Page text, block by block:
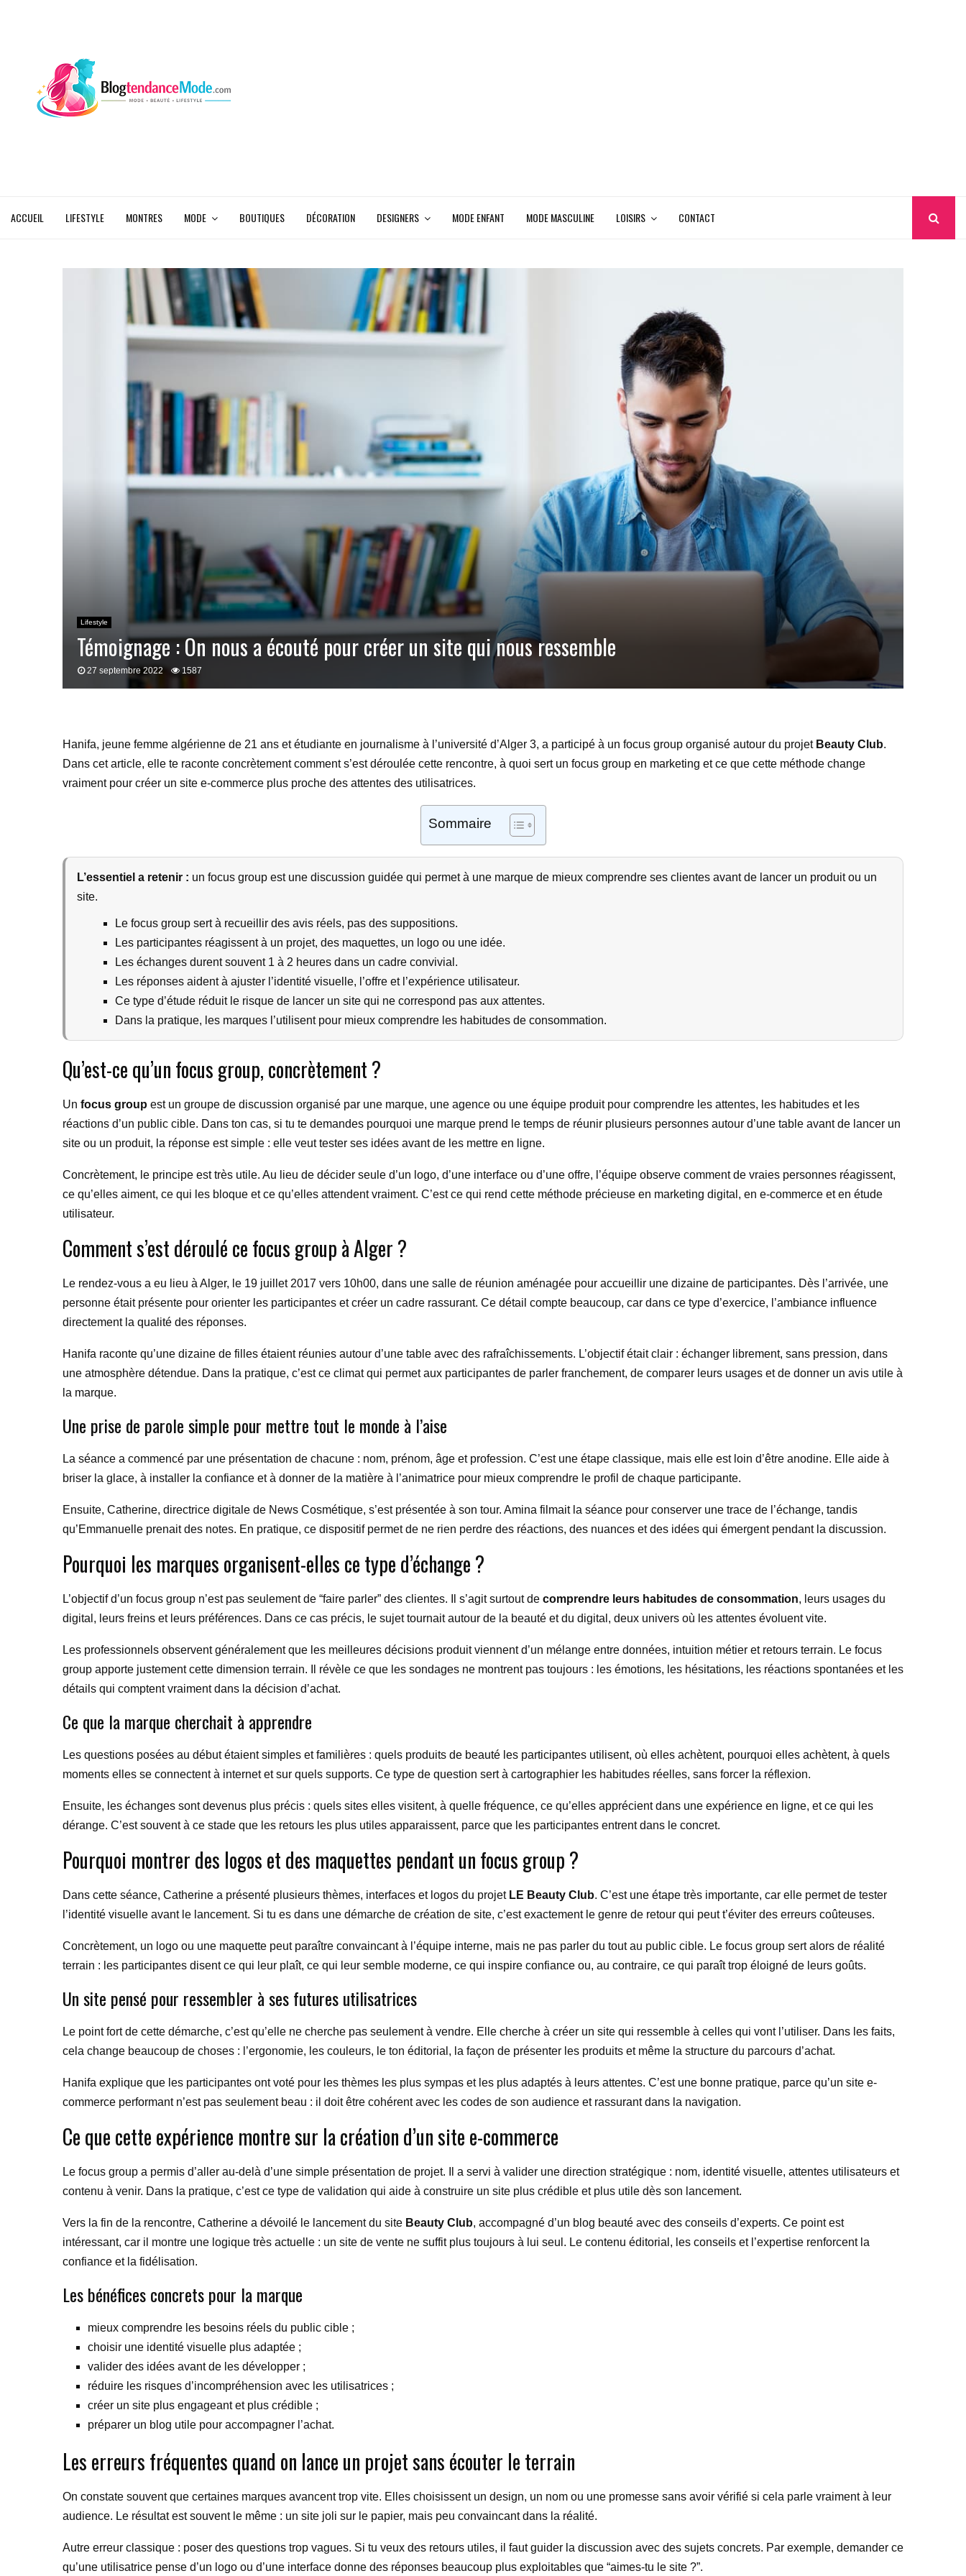
ACCUEIL LIFESTYLE MONTRES MODE BOUTIQUES DÉCORATION DESIGNERS MODE ENFANT MODE MASCULINE LOISIRS CONTACT
Lifestyle
Témoignage : On nous a écouté pour créer un site qui nous ressemble
27 septembre 2022 1587
Hanifa, jeune femme algérienne de 21 ans et étudiante en journalisme à l’université d’Alger 3, a participé à un focus group organisé autour du projet Beauty Club.
Dans cet article, elle te raconte concrètement comment s’est déroulée cette rencontre, à quoi sert un focus group en marketing et ce que cette méthode change
vraiment pour créer un site e-commerce plus proche des attentes des utilisatrices.
Sommaire
L’essentiel a retenir : un focus group est une discussion guidée qui permet à une marque de mieux comprendre ses clientes avant de lancer un produit ou un
site.
Le focus group sert à recueillir des avis réels, pas des suppositions.
Les participantes réagissent à un projet, des maquettes, un logo ou une idée.
Les échanges durent souvent 1 à 2 heures dans un cadre convivial.
Les réponses aident à ajuster l’identité visuelle, l’offre et l’expérience utilisateur.
Ce type d’étude réduit le risque de lancer un site qui ne correspond pas aux attentes.
Dans la pratique, les marques l’utilisent pour mieux comprendre les habitudes de consommation.
Qu’est-ce qu’un focus group, concrètement ?
Un focus group est un groupe de discussion organisé par une marque, une agence ou une équipe produit pour comprendre les attentes, les habitudes et les
réactions d’un public cible. Dans ton cas, si tu te demandes pourquoi une marque prend le temps de réunir plusieurs personnes autour d’une table avant de lancer un
site ou un produit, la réponse est simple : elle veut tester ses idées avant de les mettre en ligne.
Concrètement, le principe est très utile. Au lieu de décider seule d’un logo, d’une interface ou d’une offre, l’équipe observe comment de vraies personnes réagissent,
ce qu’elles aiment, ce qui les bloque et ce qu’elles attendent vraiment. C’est ce qui rend cette méthode précieuse en marketing digital, en e-commerce et en étude
utilisateur.
Comment s’est déroulé ce focus group à Alger ?
Le rendez-vous a eu lieu à Alger, le 19 juillet 2017 vers 10h00, dans une salle de réunion aménagée pour accueillir une dizaine de participantes. Dès l’arrivée, une
personne était présente pour orienter les participantes et créer un cadre rassurant. Ce détail compte beaucoup, car dans ce type d’exercice, l’ambiance influence
directement la qualité des réponses.
Hanifa raconte qu’une dizaine de filles étaient réunies autour d’une table avec des rafraîchissements. L’objectif était clair : échanger librement, sans pression, dans
une atmosphère détendue. Dans la pratique, c’est ce climat qui permet aux participantes de parler franchement, de comparer leurs usages et de donner un avis utile à
la marque.
Une prise de parole simple pour mettre tout le monde à l’aise
La séance a commencé par une présentation de chacune : nom, prénom, âge et profession. C’est une étape classique, mais elle est loin d’être anodine. Elle aide à
briser la glace, à installer la confiance et à donner de la matière à l’animatrice pour mieux comprendre le profil de chaque participante.
Ensuite, Catherine, directrice digitale de News Cosmétique, s’est présentée à son tour. Amina filmait la séance pour conserver une trace de l’échange, tandis
qu’Emmanuelle prenait des notes. En pratique, ce dispositif permet de ne rien perdre des réactions, des nuances et des idées qui émergent pendant la discussion.
Pourquoi les marques organisent-elles ce type d’échange ?
L’objectif d’un focus group n’est pas seulement de “faire parler” des clientes. Il s’agit surtout de comprendre leurs habitudes de consommation, leurs usages du
digital, leurs freins et leurs préférences. Dans ce cas précis, le sujet tournait autour de la beauté et du digital, deux univers où les attentes évoluent vite.
Les professionnels observent généralement que les meilleures décisions produit viennent d’un mélange entre données, intuition métier et retours terrain. Le focus
group apporte justement cette dimension terrain. Il révèle ce que les sondages ne montrent pas toujours : les émotions, les hésitations, les réactions spontanées et les
détails qui comptent vraiment dans la décision d’achat.
Ce que la marque cherchait à apprendre
Les questions posées au début étaient simples et familières : quels produits de beauté les participantes utilisent, où elles achètent, pourquoi elles achètent, à quels
moments elles se connectent à internet et sur quels supports. Ce type de question sert à cartographier les habitudes réelles, sans forcer la réflexion.
Ensuite, les échanges sont devenus plus précis : quels sites elles visitent, à quelle fréquence, ce qu’elles apprécient dans une expérience en ligne, et ce qui les
dérange. C’est souvent à ce stade que les retours les plus utiles apparaissent, parce que les participantes entrent dans le concret.
Pourquoi montrer des logos et des maquettes pendant un focus group ?
Dans cette séance, Catherine a présenté plusieurs thèmes, interfaces et logos du projet LE Beauty Club. C’est une étape très importante, car elle permet de tester
l’identité visuelle avant le lancement. Si tu es dans une démarche de création de site, c’est exactement le genre de retour qui peut t’éviter des erreurs coûteuses.
Concrètement, un logo ou une maquette peut paraître convaincant à l’équipe interne, mais ne pas parler du tout au public cible. Le focus group sert alors de réalité
terrain : les participantes disent ce qui leur plaît, ce qui leur semble moderne, ce qui inspire confiance ou, au contraire, ce qui paraît trop éloigné de leurs goûts.
Un site pensé pour ressembler à ses futures utilisatrices
Le point fort de cette démarche, c’est qu’elle ne cherche pas seulement à vendre. Elle cherche à créer un site qui ressemble à celles qui vont l’utiliser. Dans les faits,
cela change beaucoup de choses : l’ergonomie, les couleurs, le ton éditorial, la façon de présenter les produits et même la structure du parcours d’achat.
Hanifa explique que les participantes ont voté pour les thèmes les plus sympas et les plus adaptés à leurs attentes. C’est une bonne pratique, parce qu’un site e-
commerce performant n’est pas seulement beau : il doit être cohérent avec les codes de son audience et rassurant dans la navigation.
Ce que cette expérience montre sur la création d’un site e-commerce
Le focus group a permis d’aller au-delà d’une simple présentation de projet. Il a servi à valider une direction stratégique : nom, identité visuelle, attentes utilisateurs et
contenu à venir. Dans la pratique, c’est ce type de validation qui aide à construire un site plus crédible et plus utile dès son lancement.
Vers la fin de la rencontre, Catherine a dévoilé le lancement du site Beauty Club, accompagné d’un blog beauté avec des conseils d’experts. Ce point est
intéressant, car il montre une logique très actuelle : un site de vente ne suffit plus toujours à lui seul. Le contenu éditorial, les conseils et l’expertise renforcent la
confiance et la fidélisation.
Les bénéfices concrets pour la marque
mieux comprendre les besoins réels du public cible ;
choisir une identité visuelle plus adaptée ;
valider des idées avant de les développer ;
réduire les risques d’incompréhension avec les utilisatrices ;
créer un site plus engageant et plus crédible ;
préparer un blog utile pour accompagner l’achat.
Les erreurs fréquentes quand on lance un projet sans écouter le terrain
On constate souvent que certaines marques avancent trop vite. Elles choisissent un design, un nom ou une promesse sans avoir vérifié si cela parle vraiment à leur
audience. Le résultat est souvent le même : un site joli sur le papier, mais peu convaincant dans la réalité.
Autre erreur classique : poser des questions trop vagues. Si tu veux des retours utiles, il faut guider la discussion avec des sujets concrets. Par exemple, demander ce
qu’une utilisatrice pense d’un logo ou d’une interface donne des réponses beaucoup plus exploitables que “aimes-tu le site ?”.